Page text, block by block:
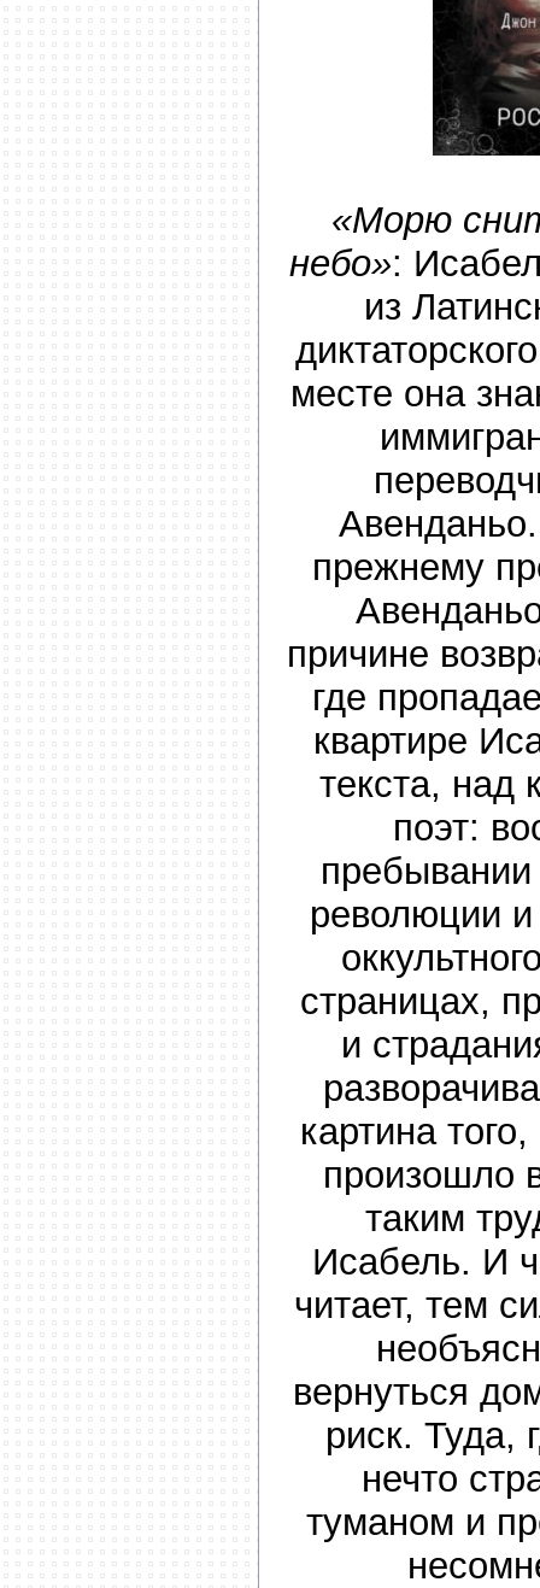
«Морю
небо»:
из
месте она
прежнему
причине
где
квартире
текста, над
поэт:
революции и
страницах,
и
картина
произошло
таким
Исабель. И
читает, тем
вернуться
риск. Туда,
нечто
туманом и